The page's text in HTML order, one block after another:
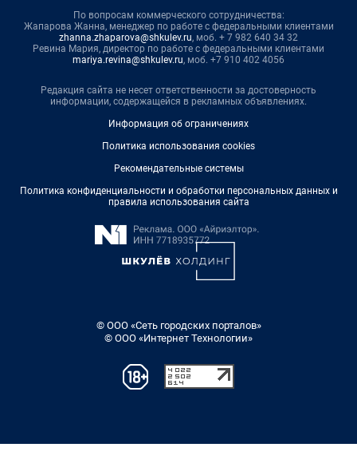
По вопросам коммерческого сотрудничества:
Жапарова Жанна, менеджер по работе с федеральными клиентами
zhanna.zhaparova@shkulev.ru, моб. + 7 982 640 34 32
Ревина Мария, директор по работе с федеральными клиентами
mariya.revina@shkulev.ru, моб. +7 910 402 4056
Редакция сайта не несет ответственности за достоверность
информации, содержащейся в рекламных объявлениях.
Информация об ограничениях
Политика использования cookies
Рекомендательные системы
Политика конфиденциальности и обработки персональных данных и
правила использования сайта
© ООО «Сеть городских порталов»
© ООО «Интернет Технологии»